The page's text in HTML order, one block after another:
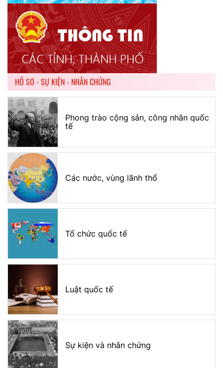
HỒ SƠ - SỰ KIỆN - NHÂN CHỨNG
Phong trào cộng sản, công nhân quốc
tế
Các nước, vùng lãnh thổ
Tổ chức quốc tế
Luật quốc tế
Sự kiện và nhân chứng